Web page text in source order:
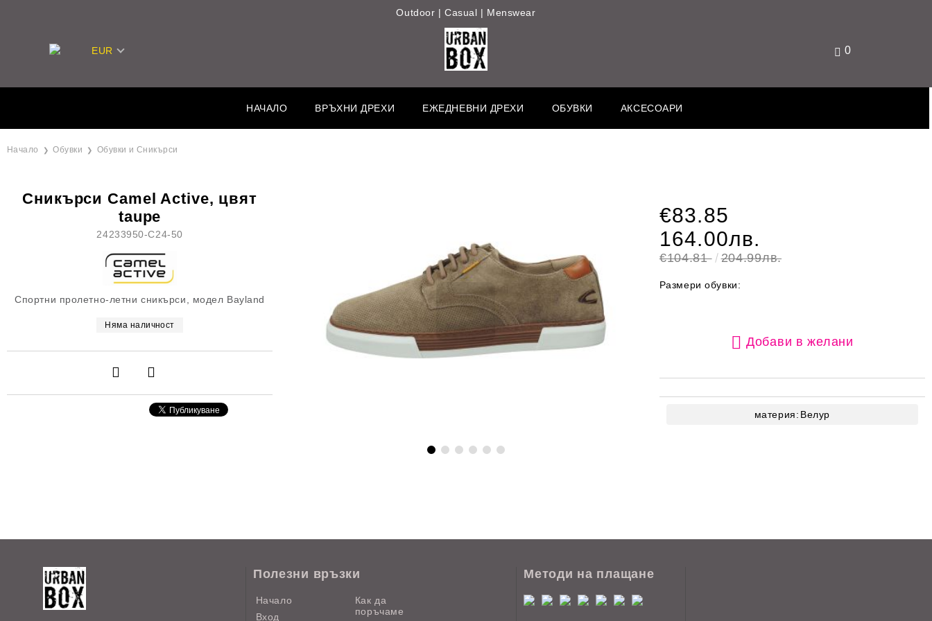
Outdoor | Casual | Menswear
EUR 0
НАЧАЛО ВРЪХНИ ДРЕХИ ЕЖЕДНЕВНИ ДРЕХИ ОБУВКИ АКСЕСОАРИ
Начало Обувки Обувки и Сникърси
Сникърси Camel Active, цвят
taupe
24233950-C24-50
Спортни пролетно-летни сникърси, модел Bayland
Няма наличност
€83.85
164.00лв.
€104.81 204.99лв.
Размери обувки:
Добави в желани
материя: Велур
Полезни връзки
Начало
Вход
Как да
поръчаме
Методи на плащане